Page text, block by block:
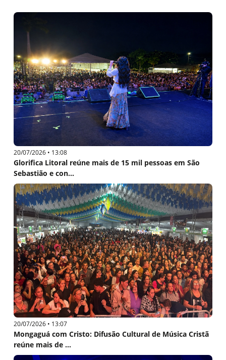
20/07/2026 • 13:08
Glorifica Litoral reúne mais de 15 mil pessoas em São
Sebastião e con...
20/07/2026 • 13:07
Mongaguá com Cristo: Difusão Cultural de Música Cristã
reúne mais de ...